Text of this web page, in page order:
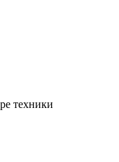
техники